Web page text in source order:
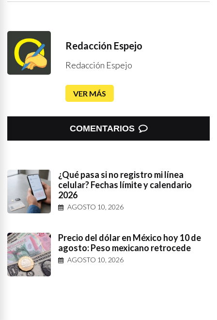
Redacción Espejo
Redacción Espejo
VER MÁS
COMENTARIOS
¿Qué pasa si no registro mi línea
celular? Fechas límite y calendario
2026
AGOSTO 10, 2026
Precio del dólar en México hoy 10 de
agosto: Peso mexicano retrocede
AGOSTO 10, 2026